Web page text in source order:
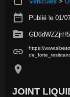
date_range Publié le 01/
source
link
https://
location_on
JOINT